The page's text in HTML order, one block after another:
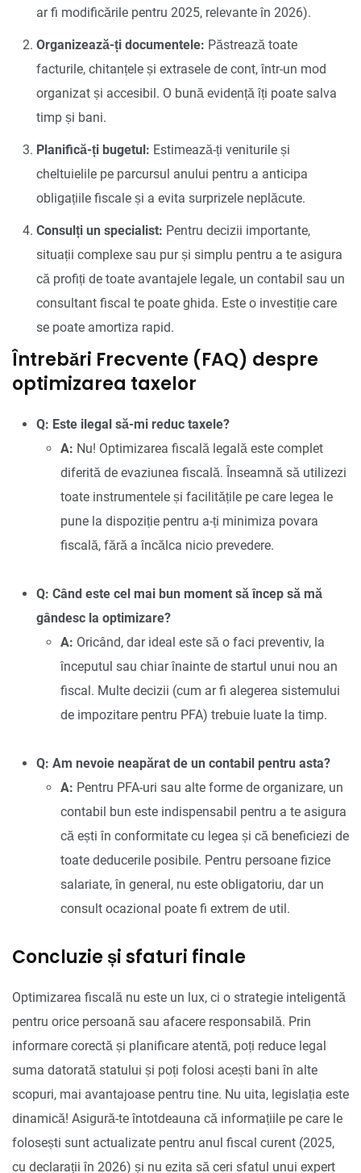
ar fi modificările pentru 2025, relevante în 2026).
Organizează-ți documentele: Păstrează toate
facturile, chitanțele și extrasele de cont, într-un mod
organizat și accesibil. O bună evidență îți poate salva
timp și bani.
Planifică-ți bugetul: Estimează-ți veniturile și
cheltuielile pe parcursul anului pentru a anticipa
obligațiile fiscale și a evita surprizele neplăcute.
Consulți un specialist: Pentru decizii importante,
situații complexe sau pur și simplu pentru a te asigura
că profiți de toate avantajele legale, un contabil sau un
consultant fiscal te poate ghida. Este o investiție care
se poate amortiza rapid.
Întrebări Frecvente (FAQ) despre
optimizarea taxelor
Q: Este ilegal să-mi reduc taxele?
A: Nu! Optimizarea fiscală legală este complet
diferită de evaziunea fiscală. Înseamnă să utilizezi
toate instrumentele și facilitățile pe care legea le
pune la dispoziție pentru a-ți minimiza povara
fiscală, fără a încălca nicio prevedere.
Q: Când este cel mai bun moment să încep să mă
gândesc la optimizare?
A: Oricând, dar ideal este să o faci preventiv, la
începutul sau chiar înainte de startul unui nou an
fiscal. Multe decizii (cum ar fi alegerea sistemului
de impozitare pentru PFA) trebuie luate la timp.
Q: Am nevoie neapărat de un contabil pentru asta?
A: Pentru PFA-uri sau alte forme de organizare, un
contabil bun este indispensabil pentru a te asigura
că ești în conformitate cu legea și că beneficiezi de
toate deducerile posibile. Pentru persoane fizice
salariate, în general, nu este obligatoriu, dar un
consult ocazional poate fi extrem de util.
Concluzie și sfaturi finale
Optimizarea fiscală nu este un lux, ci o strategie inteligentă
pentru orice persoană sau afacere responsabilă. Prin
informare corectă și planificare atentă, poți reduce legal
suma datorată statului și poți folosi acești bani în alte
scopuri, mai avantajoase pentru tine. Nu uita, legislația este
dinamică! Asigură-te întotdeauna că informațiile pe care le
folosești sunt actualizate pentru anul fiscal curent (2025,
cu declarații în 2026) și nu ezita să ceri sfatul unui expert